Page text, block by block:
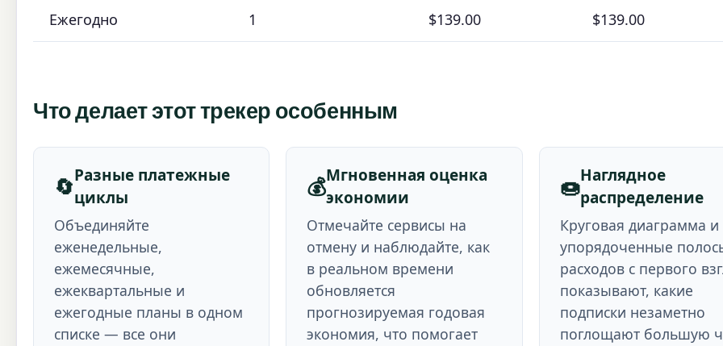
Ежегодно 1 $139.00 $139.00
Что делает этот трекер особенным
🔄Разные платежные
циклы
Объединяйте
еженедельные,
ежемесячные,
ежеквартальные и
ежегодные планы в одном
списке — все они
💰Мгновенная оценка
экономии
Отмечайте сервисы на
отмену и наблюдайте, как
в реальном времени
обновляется
прогнозируемая годовая
экономия, что помогает
🍩Наглядное
распределение
Круговая диаграмма и
упорядоченные
расходов с первого
показывают, какие
подписки незаметно
поглощают большую